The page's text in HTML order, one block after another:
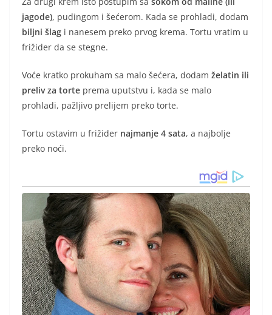
jagode), pudingom i šećerom. Kada se prohladi, dodam
biljni šlag i nanesem preko prvog krema. Tortu vratim u
frižider da se stegne.
Voće kratko prokuham sa malo šećera, dodam želatin ili
preliv za torte prema uputstvu i, kada se malo
prohladi, pažljivo prelijem preko torte.
Tortu ostavim u frižider najmanje 4 sata, a najbolje
preko noći.